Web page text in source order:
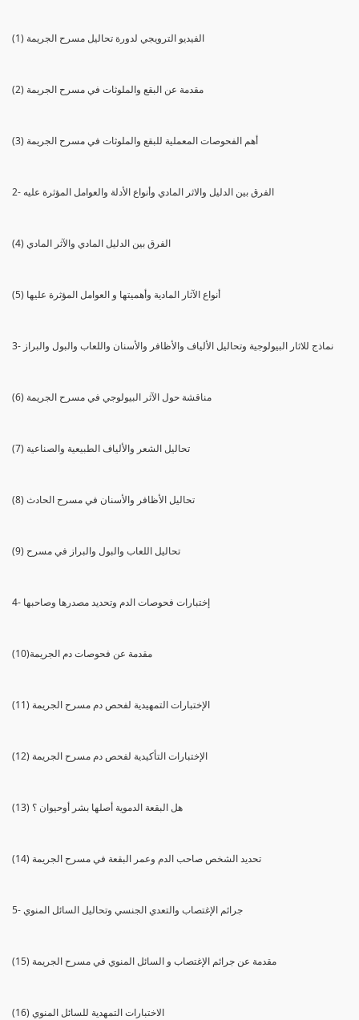
(1) الفيديو الترويجي لدورة تحاليل مسرح الجريمة
(2) مقدمة عن البقع والملوثات في مسرح الجريمة
(3) أهم الفحوصات المعملية للبقع والملوثات في مسرح الجريمة
2- الفرق بين الدليل والاثر المادي وأنواع الأدلة والعوامل المؤثرة عليه
(4) الفرق بين الدليل المادي والآثر المادي
(5) أنواع الآثار المادية وأهميتها و العوامل المؤثرة عليها
3- نماذج للاثار البيولوجية وتحاليل الألياف والأظافر والأسنان واللعاب والبول والبراز
(6) مناقشة حول الآثر البيولوجي في مسرح الجريمة
(7) تحاليل الشعر والألياف الطبيعية والصناعية
(8) تحاليل الأظافر والأسنان في مسرح الحادث
(9) تحاليل اللعاب والبول والبراز في مسرح
4- إختبارات فحوصات الدم وتحديد مصدرها وصاحبها
(10)مقدمة عن فحوصات دم الجريمة
(11) الإختبارات التمهيدية لفحص دم مسرح الجريمة
(12) الإختبارات التأكيدية لفحص دم مسرح الجريمة
(13) هل البقعة الدموية أصلها بشر أوحيوان ؟
(14) تحديد الشخص صاحب الدم وعمر البقعة في مسرح الجريمة
5- جرائم الإغتصاب والتعدي الجنسي وتحاليل السائل المنوي
(15) مقدمة عن جرائم الإغتصاب و السائل المنوي في مسرح الجريمة
(16) الاختبارات التمهدية للسائل المنوي